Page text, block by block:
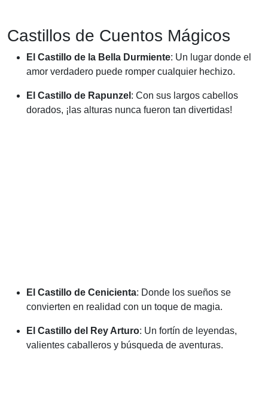
Castillos de Cuentos Mágicos
El Castillo de la Bella Durmiente: Un lugar donde el
amor verdadero puede romper cualquier hechizo.
El Castillo de Rapunzel : Con sus largos cabellos
dorados, ¡las alturas nunca fueron tan divertidas!
El Castillo de Cenicienta: Donde los sueños se
convierten en realidad con un toque de magia.
El Castillo del Rey Arturo: Un fortín de leyendas,
valientes caballeros y búsqueda de aventuras.